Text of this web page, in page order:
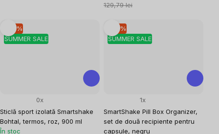
preţ:
129,79 lei
SUMMER SALE
–10 %
Sticlă sport izolată Smartshake
Bohtal, termos, roz, 900 ml
0x
În stoc
SUMMER SALE
–10 %
SmartShake Pill Box Organizer,
set de două recipiente pentru
capsule, negru
1x